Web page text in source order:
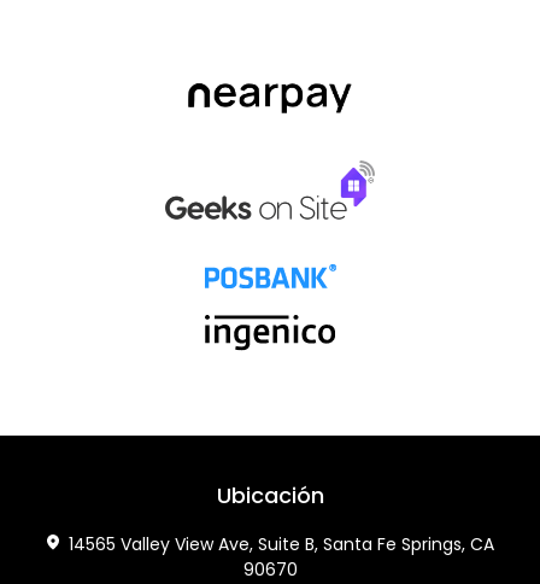
Ubicación
14565 Valley View Ave, Suite B, Santa Fe Springs, CA
90670